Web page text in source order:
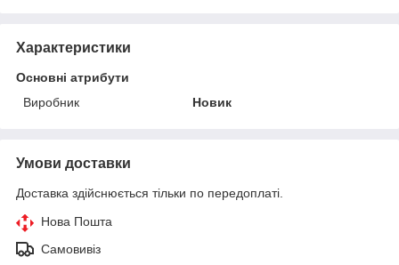
Характеристики
Основні атрибути
Виробник
Новик
Умови доставки
Доставка здійснюється тільки по передоплаті.
Нова Пошта
Самовивіз